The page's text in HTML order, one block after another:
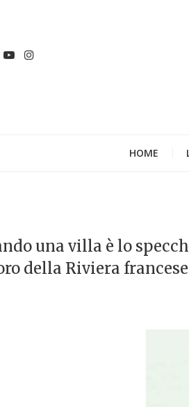
HOME
una villa è lo
della Riviera